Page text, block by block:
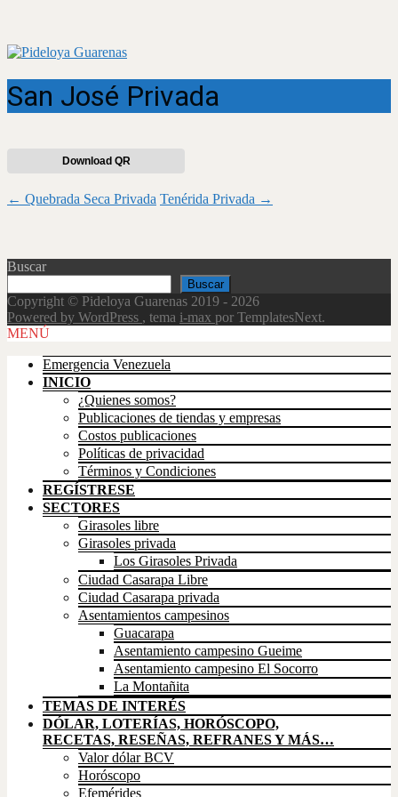
San José Privada
Download QR
Navegación
entradas
← Quebrada Seca Privada Tenérida Privada →
Buscar
Buscar
Copyright © Pideloya Guarenas 2019 - 2026
Powered by WordPress , tema i-max por TemplatesNext.
Scroll
MENÚ
Emergencia Venezuela
INICIO
¿Quienes somos?
Publicaciones de tiendas y empresas
Costos publicaciones
Políticas de privacidad
Términos y Condiciones
REGÍSTRESE
SECTORES
Girasoles libre
Girasoles privada
Los Girasoles Privada
Ciudad Casarapa Libre
Ciudad Casarapa privada
Asentamientos campesinos
Guacarapa
Asentamiento campesino Gueime
Asentamiento campesino El Socorro
La Montañita
TEMAS DE INTERÉS
DÓLAR, LOTERÍAS, HORÓSCOPO,
RECETAS, RESEÑAS, REFRANES Y MÁS…
Valor dólar BCV
Horóscopo
Efemérides